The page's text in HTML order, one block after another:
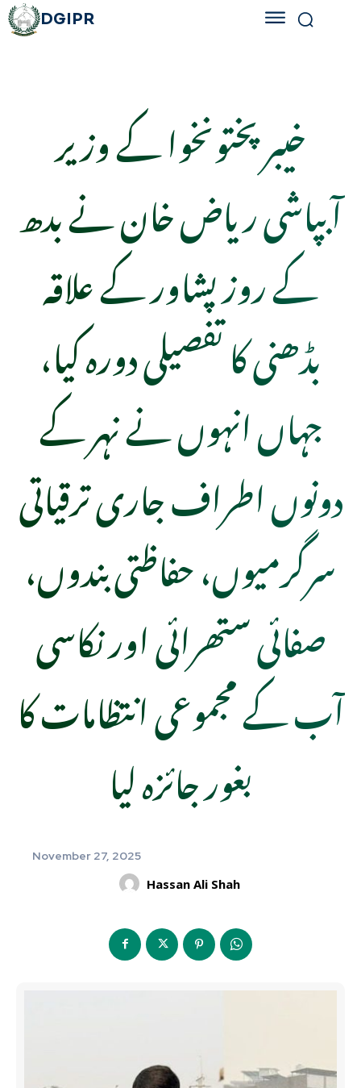
DGIPR
خیبرپختونخوا کے وزیر
آبپاشی ریاض خان نے بدھ
کے روز پشاور کے علاقہ
بڈھنی کا تفصیلی دورہ کیا،
جہاں انہوں نے نہر کے
دونوں اطراف جاری ترقیاتی
سرگرمیوں، حفاظتی بندوں،
صفائی ستھرائی اور نکاسی
آب کے مجموعی انتظامات کا
بغور جائزہ لیا
November 27, 2025
Hassan Ali Shah